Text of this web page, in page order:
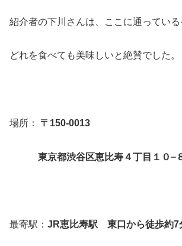
紹介者の下川さんは、ここに通ってい
どれを食べても美味しいと絶賛でした。
場所： 〒150-0013
東京都渋谷区恵比寿４丁目１０−
最寄駅： JR恵比寿駅 東口から徒歩約7